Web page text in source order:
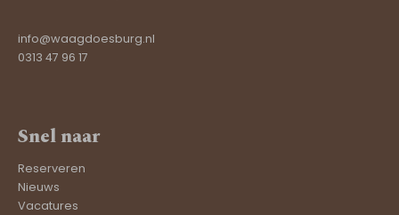
info@waagdoesburg.nl
0313 47 96 17
Snel naar
Reserveren
Nieuws
Vacatures